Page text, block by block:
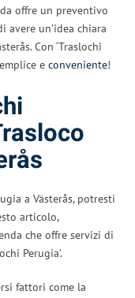
offre un preventivo
un’idea chiara
Con ‘Traslochi
e conveniente!
a Västerås, potresti
articolo,
che offre servizi di
Perugia’.
fattori come la